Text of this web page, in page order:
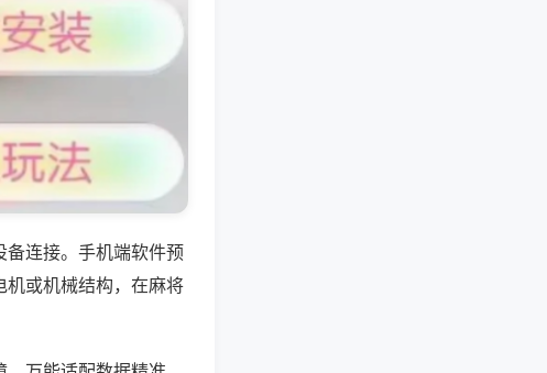
备连接。手机端软件预
机或机械结构，在麻将